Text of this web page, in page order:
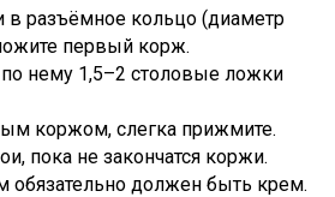
в разъёмное кольцо (диаметр
первый корж.
нему 1,5–2 столовые ложки
коржом, слегка прижмите.
пока не закончатся коржи.
обязательно должен быть крем.